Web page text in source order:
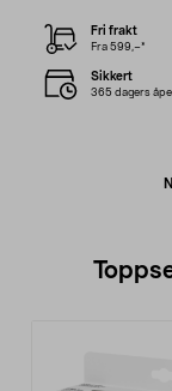
Fri frakt
Fra 599,–*
Sikkert
365 dagers